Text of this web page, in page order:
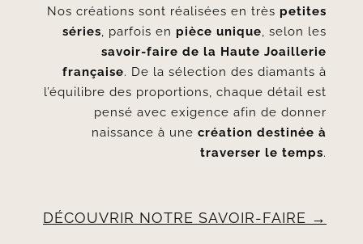
Nos créations sont réalisées en très petites
séries, parfois en pièce unique, selon les
savoir-faire de la Haute Joaillerie
française. De la sélection des diamants à
l’équilibre des proportions, chaque détail est
pensé avec exigence afin de donner
naissance à unecréation destinée à
traverser le temps.
DÉCOUVRIR NOTRE SAVOIR-FAIRE